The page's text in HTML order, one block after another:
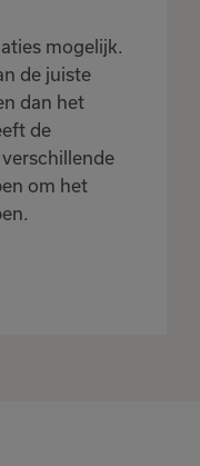
mogelijk.
de juiste
dan het
de
om het